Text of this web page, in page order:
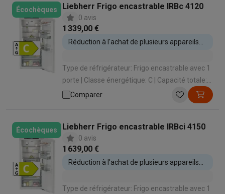
Écochèques Liebherr Frigo encastrable IRBc 4120
0 avis
1 339,00 €
Réduction à l'achat de plusieurs appareils
Type de réfrigérateur: Frigo encastrable avec 1
porte | Classe énergétique: C | Capacité totale:
191 L | Hauteur d'encastrement: 123.1 mm |
Comparer
Écochèques Liebherr Frigo encastrable IRBci 4150
0 avis
1 639,00 €
Réduction à l'achat de plusieurs appareils
Type de réfrigérateur: Frigo encastrable avec 1